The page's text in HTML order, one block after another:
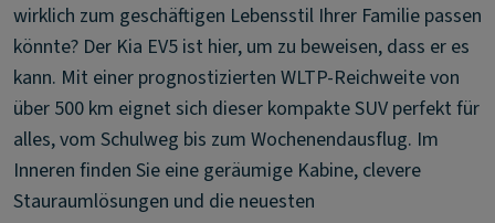
wirklich zum geschäftigen Lebensstil Ihrer Familie passen
könnte? Der Kia EV5 ist hier, um zu beweisen, dass er es
kann. Mit einer prognostizierten WLTP-Reichweite von
über 500 km eignet sich dieser kompakte SUV perfekt für
alles, vom Schulweg bis zum Wochenendausflug. Im
Inneren finden Sie eine geräumige Kabine, clevere
Stauraumlösungen und die neuesten